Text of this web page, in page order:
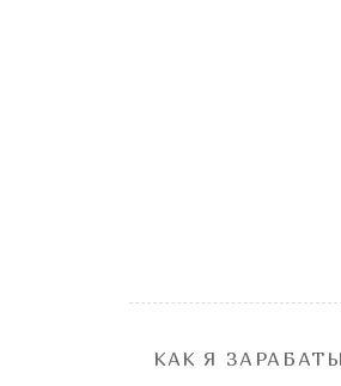
КАК Я